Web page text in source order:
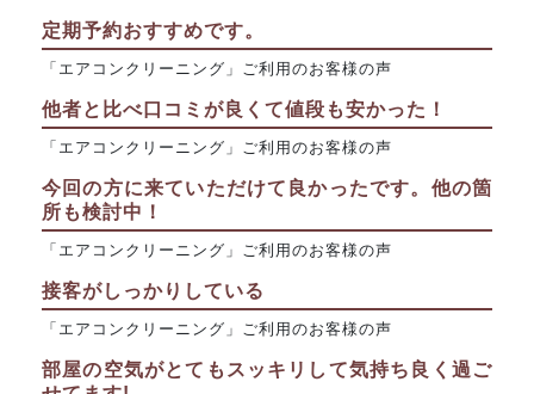
定期予約おすすめです。
「エアコンクリーニング」ご利用のお客様の声
他者と比べ口コミが良くて値段も安かった！
「エアコンクリーニング」ご利用のお客様の声
今回の方に来ていただけて良かったです。他の箇
所も検討中！
「エアコンクリーニング」ご利用のお客様の声
接客がしっかりしている
「エアコンクリーニング」ご利用のお客様の声
部屋の空気がとてもスッキリして気持ち良く過ご